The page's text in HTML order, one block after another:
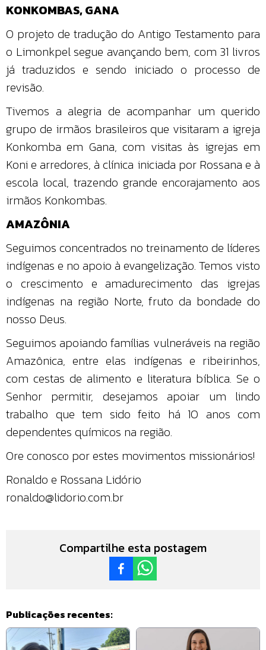
KONKOMBAS, GANA
O projeto de tradução do Antigo Testamento para
o Limonkpel segue avançando bem, com 31 livros
já traduzidos e sendo iniciado o processo de
revisão.
Tivemos a alegria de acompanhar um querido
grupo de irmãos brasileiros que visitaram a igreja
Konkomba em Gana, com visitas às igrejas em
Koni e arredores, à clínica iniciada por Rossana e à
escola local, trazendo grande encorajamento aos
irmãos Konkombas.
AMAZÔNIA
Seguimos concentrados no treinamento de líderes
indígenas e no apoio à evangelização. Temos visto
o crescimento e amadurecimento das igrejas
indígenas na região Norte, fruto da bondade do
nosso Deus.
Seguimos apoiando famílias vulneráveis na região
Amazônica, entre elas indígenas e ribeirinhos,
com cestas de alimento e literatura bíblica. Se o
Senhor permitir, desejamos apoiar um lindo
trabalho que tem sido feito há 10 anos com
dependentes químicos na região.
Ore conosco por estes movimentos missionários!
Ronaldo e Rossana Lidório
ronaldo@lidorio.com.br
Compartilhe esta postagem
Publicações recentes: